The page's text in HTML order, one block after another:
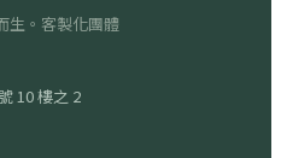
生。客製化團體
10 樓之 2